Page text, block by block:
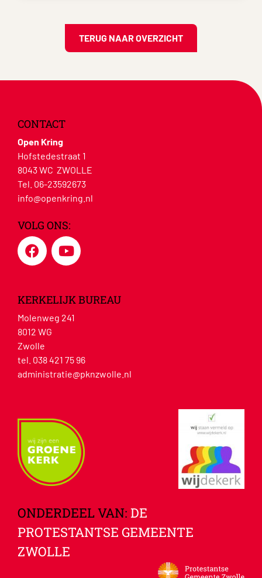
TERUG NAAR OVERZICHT
CONTACT
Open Kring
Hofstedestraat 1
8043 WC ZWOLLE
Tel. 06-23592673
info@openkring.nl
VOLG ONS:
KERKELIJK BUREAU
Molenweg 241
8012 WG
Zwolle
tel. 038 421 75 96
administratie@pknzwolle.nl
ONDERDEEL VAN: DE
PROTESTANTSE GEMEENTE
ZWOLLE